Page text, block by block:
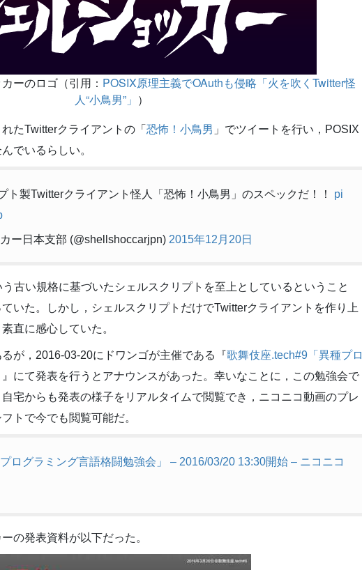
ーのロゴ（引用： POSIX原理主義でOAuthも侵略「火を吹くTwitter怪
人“小鳥男”」 ）
たTwitterクライアントの「 恐怖！小鳥男 」でツイートを行い，POSIX
でいるらしい。
ト製Twitterクライアント怪人「恐怖！小鳥男」のスペックだ！！ pi
ー日本支部 (@shellshoccarjpn) 2015年12月20日
古い規格に基づいたシェルスクリプトを至上としているということ
いた。しかし，シェルスクリプトだけでTwitterクライアントを作り上
直に感心していた。
が，2016-03-20にドワンゴが主催である『歌舞伎座.tech#9「異種プロ
』にて発表を行うとアナウンスがあった。幸いなことに，この勉強会で
宅からも発表の様子をリアルタイムで閲覧でき，ニコニコ動画のプレ
トで今でも閲覧可能だ。
ログラミング言語格闘勉強会」 – 2016/03/20 13:30開始 – ニコニコ
の発表資料が以下だった。